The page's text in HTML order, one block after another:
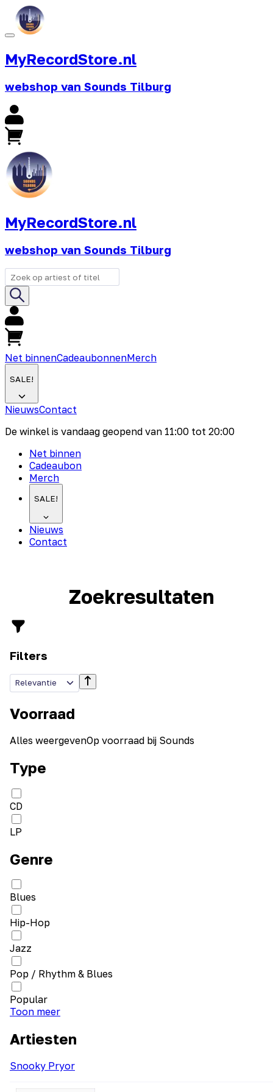
MyRecordStore.nl
webshop van Sounds Tilburg
MyRecordStore.nl
webshop van Sounds Tilburg
Net binnenCadeaubonnenMerch
SALE!
NieuwsContact
De winkel is vandaag geopend van 11:00 tot 20:00
Net binnen
Cadeaubon
Merch
SALE!
Nieuws
Contact
Zoekresultaten
Filters
Relevantie
Voorraad
Alles weergevenOp voorraad bij Sounds
Type
CD
LP
Genre
Blues
Hip-Hop
Jazz
Pop / Rhythm & Blues
Popular
Toon meer
Artiesten
Snooky Pryor